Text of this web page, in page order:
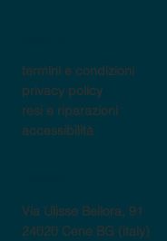
termini e condizioni
privacy policy
resi e riparazioni
accessibilità
Via Ulisse Bellora, 91
24020 Cene BG (italy)